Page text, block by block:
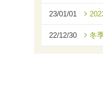
23/01/01
22/12/30 冬